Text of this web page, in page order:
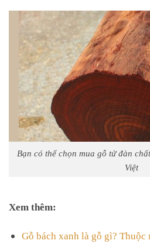
Bạn có thể chọn mua gỗ tử đàn
Việt
Xem thêm:
Gỗ bách xanh là gỗ gì? Thuộc